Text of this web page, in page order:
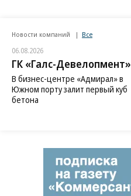
Новости компаний Все
06.08.2026
ГК «Галс-Девелопмент»
В бизнес-центре «Адмирал» в
Южном порту залит первый куб
бетона